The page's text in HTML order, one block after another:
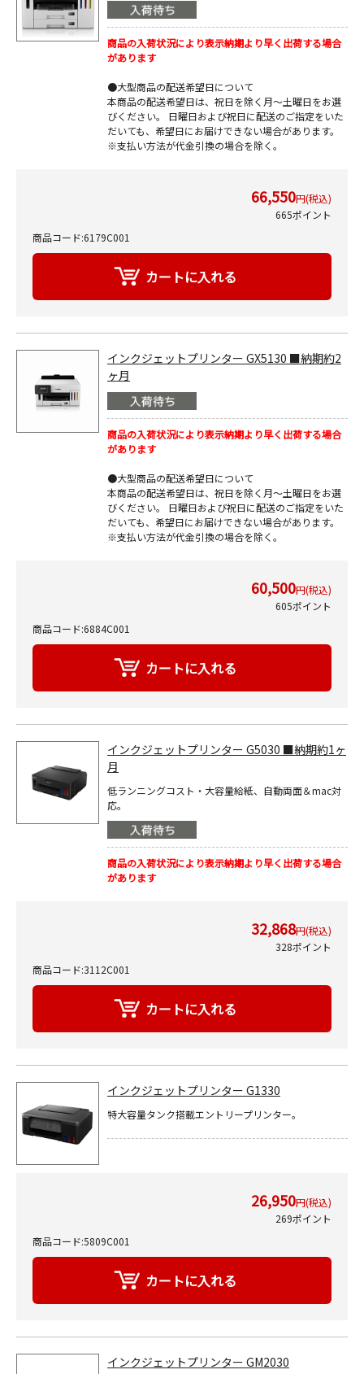
商品の入荷状況により表示納期より早く出荷する場合
があります
●大型商品の配送希望日について
本商品の配送希望日は、祝日を除く月～土曜日をお選
びください。 日曜日および祝日に配送のご指定をいた
だいても、希望日にお届けできない場合があります。
※支払い方法が代金引換の場合を除く。
66,550円(税込)
665ポイント
商品コード:6179C001
インクジェットプリンター GX5130 ■納期約2
ヶ月
商品の入荷状況により表示納期より早く出荷する場合
があります
●大型商品の配送希望日について
本商品の配送希望日は、祝日を除く月～土曜日をお選
びください。 日曜日および祝日に配送のご指定をいた
だいても、希望日にお届けできない場合があります。
※支払い方法が代金引換の場合を除く。
60,500円(税込)
605ポイント
商品コード:6884C001
インクジェットプリンター G5030 ■納期約1ヶ
月
低ランニングコスト・大容量給紙、自動両面＆mac対
応。
商品の入荷状況により表示納期より早く出荷する場合
があります
32,868円(税込)
328ポイント
商品コード:3112C001
インクジェットプリンター G1330
特大容量タンク搭載エントリープリンター。
26,950円(税込)
269ポイント
商品コード:5809C001
インクジェットプリンター GM2030